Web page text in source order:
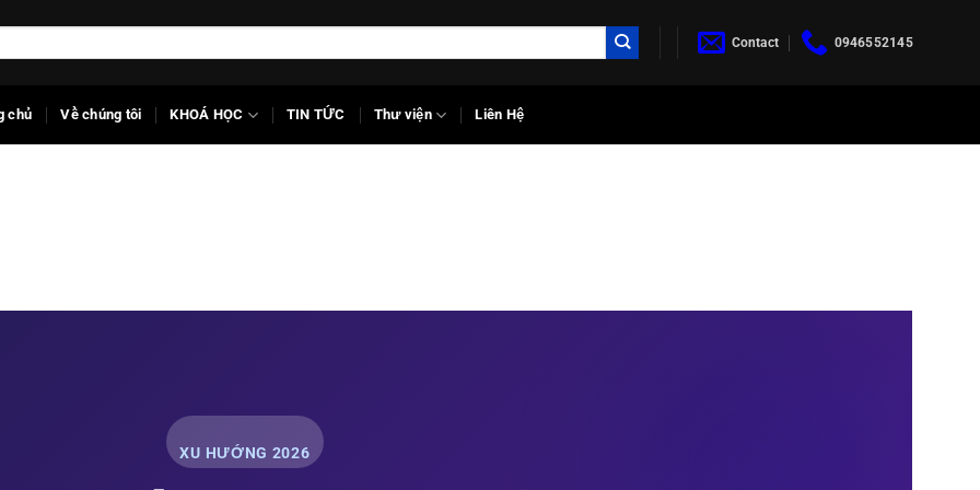
Contact 0946552145
chủ Về chúng tôi KHOÁ HỌC TIN TỨC Thư viện Liên Hệ
XU HƯỚNG 2026